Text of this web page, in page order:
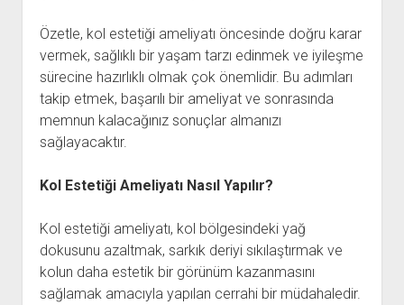
Özetle, kol estetiği ameliyatı öncesinde doğru karar
vermek, sağlıklı bir yaşam tarzı edinmek ve iyileşme
sürecine hazırlıklı olmak çok önemlidir. Bu adımları
takip etmek, başarılı bir ameliyat ve sonrasında
memnun kalacağınız sonuçlar almanızı
sağlayacaktır.
Kol Estetiği Ameliyatı Nasıl Yapılır?
Kol estetiği ameliyatı, kol bölgesindeki yağ
dokusunu azaltmak, sarkık deriyi sıkılaştırmak ve
kolun daha estetik bir görünüm kazanmasını
sağlamak amacıyla yapılan cerrahi bir müdahaledir.